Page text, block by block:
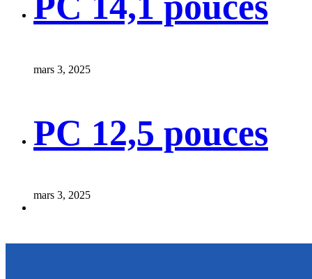
mars 3, 2025
PC 12,5 pouces
mars 3, 2025